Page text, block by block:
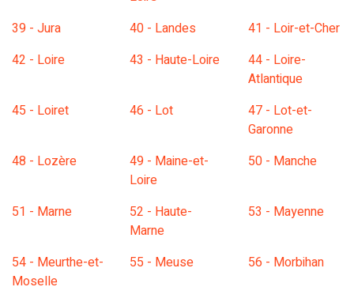
39 - Jura 40 - Landes
41 - Loir-et-Cher
42 - Loire
43 - Haute-Loire
44 - Loire-
Atlantique
45 - Loiret
46 - Lot
47 - Lot-et-
Garonne
48 - Lozère
49 - Maine-et-
Loire
50 - Manche
51 - Marne
52 - Haute-
Marne
53 - Mayenne
54 - Meurthe-et-
Moselle
55 - Meuse 56 - Morbihan